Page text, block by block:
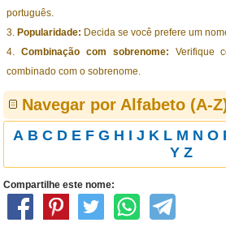
português.
Popularidade: Decida se você prefere um
Combinação com sobrenome: Verifique
combinado com o sobrenome.
Navegar por Alfabeto (A-
A B C D E F G H I J K L M N O
Y Z
Compartilhe este nome: